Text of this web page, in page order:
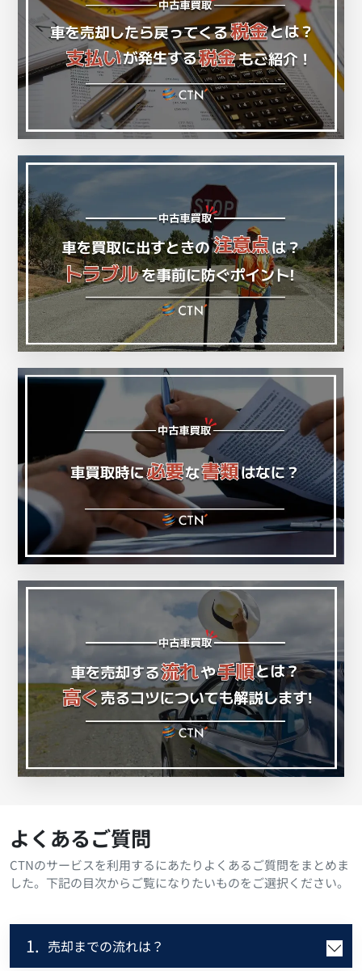
よくあるご質問
CTNのサービスを利用するにあたりよくあるご質問をまとめま
した。下記の目次からご覧になりたいものをご選択ください。
1. 売却までの流れは？